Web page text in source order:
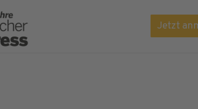
Jetzt